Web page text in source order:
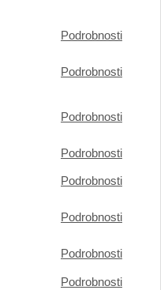
Podrobnosti
Podrobnosti
Podrobnosti
Podrobnosti
Podrobnosti
Podrobnosti
Podrobnosti
Podrobnosti